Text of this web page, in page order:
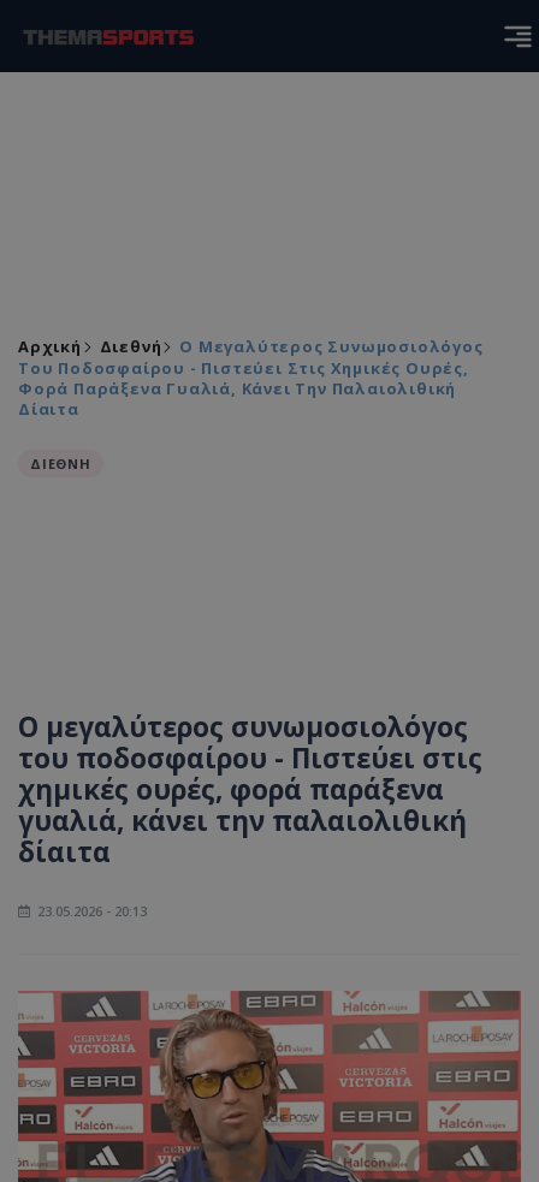
Αρχική Διεθνή
Ο Μεγαλύτερος Συνωμοσιολόγος
Του Ποδοσφαίρου - Πιστεύει Στις Χημικές Ουρές,
Φορά Παράξενα Γυαλιά, Κάνει Την Παλαιολιθική
Δίαιτα
ΔΙΕΘΝΗ
Ο μεγαλύτερος συνωμοσιολόγος
του ποδοσφαίρου - Πιστεύει στις
χημικές ουρές, φορά παράξενα
γυαλιά, κάνει την παλαιολιθική
δίαιτα
23.05.2026 - 20:13